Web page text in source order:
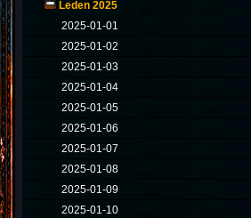
Leden 2025
2025-01-01
2025-01-02
2025-01-03
2025-01-04
2025-01-05
2025-01-06
2025-01-07
2025-01-08
2025-01-09
2025-01-10